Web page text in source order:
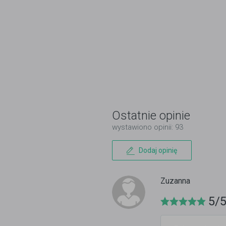
Ostatnie opinie
wystawiono opinii: 93
Dodaj opinię
Zuzanna
5/5